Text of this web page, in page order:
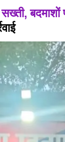
बदमाशों